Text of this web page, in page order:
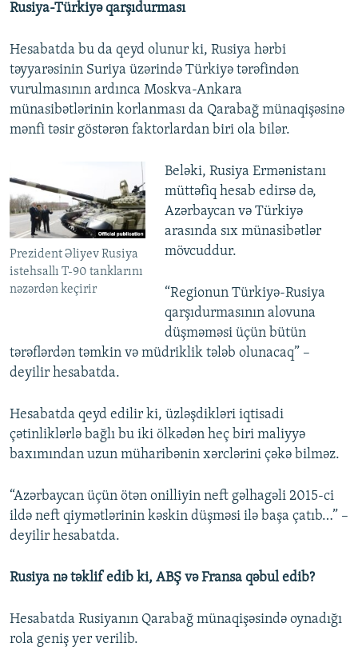
Rusiya-Türkiyə qarşıdurması
Hesabatda bu da qeyd olunur ki, Rusiya hərbi
təyyarəsinin Suriya üzərində Türkiyə tərəfindən
vurulmasının ardınca Moskva-Ankara
münasibətlərinin korlanması da Qarabağ münaqişəsinə
mənfi təsir göstərən faktorlardan biri ola bilər.
Prezident Əliyev Rusiya
istehsallı T-90 tanklarını
nəzərdən keçirir
Beləki, Rusiya Ermənistanı
müttəfiq hesab edirsə də,
Azərbaycan və Türkiyə
arasında sıx münasibətlər
mövcuddur.
“Regionun Türkiyə-Rusiya
qarşıdurmasının alovuna
düşməməsi üçün bütün
tərəflərdən təmkin və müdriklik tələb olunacaq” –
deyilir hesabatda.
Hesabatda qeyd edilir ki, üzləşdikləri iqtisadi
çətinliklərlə bağlı bu iki ölkədən heç biri maliyyə
baxımından uzun müharibənin xərclərini çəkə bilməz.
“Azərbaycan üçün ötən onilliyin neft gəlhagəli 2015-ci
ildə neft qiymətlərinin kəskin düşməsi ilə başa çatıb…” –
deyilir hesabatda.
Rusiya nə təklif edib ki, ABŞ və Fransa qəbul edib?
Hesabatda Rusiyanın Qarabağ münaqişəsində oynadığı
rola geniş yer verilib.